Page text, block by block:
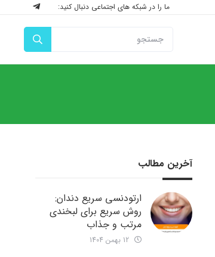
ما را در شبکه های اجتماعی دنبال کنید:
آخرین مطالب
ارتودنسی سریع دندان:
روش سریع برای لبخندی
مرتب و جذاب